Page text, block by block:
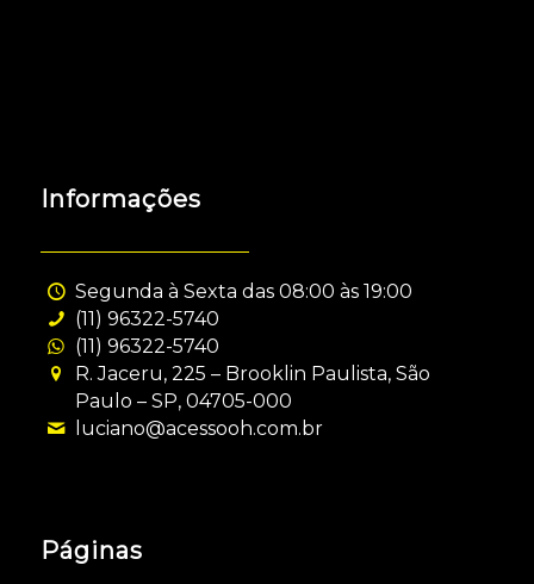
Informações
Segunda à Sexta das 08:00 às 19:00
(11) 96322-5740
(11) 96322-5740
R. Jaceru, 225 – Brooklin Paulista, São
Paulo – SP, 04705-000
luciano@acessooh.com.br
Páginas